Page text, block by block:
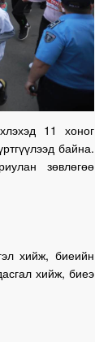
11 хоног
байна.
зөвлөгөө
хийж, биеийн
хийж, биеэ